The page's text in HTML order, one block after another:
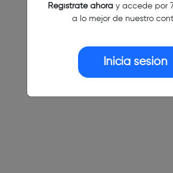
Regístrate ahoray accede por
a lo mejor de nuestro
Inicia sesión